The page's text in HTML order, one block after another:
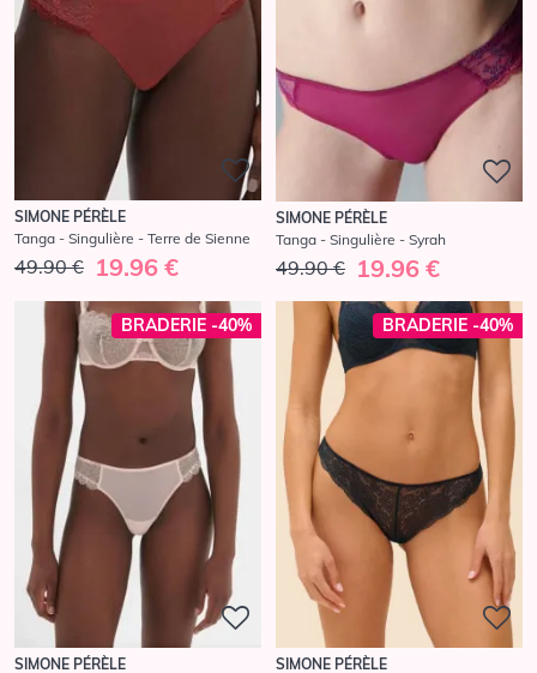
SIMONE PÉRÈLE
Tanga - Singulière - Terre de Sienne
49.90 € 19.96 €
SIMONE PÉRÈLE
Tanga - Singulière - Syrah
49.90 € 19.96 €
BRADERIE -40%
SIMONE PÉRÈLE
BRADERIE -40%
SIMONE PÉRÈLE